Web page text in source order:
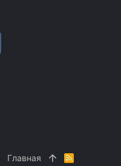
Главная
R